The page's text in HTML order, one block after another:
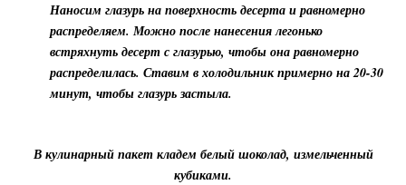
Наносим глазурь на поверхность десерта и равномерно
распределяем. Можно после нанесения легонько
встряхнуть десерт с глазурью, чтобы она равномерно
распределилась. Ставим в холодильник примерно на 20-30
минут, чтобы глазурь застыла.
В кулинарный пакет кладем белый шоколад, измельченный
кубиками.